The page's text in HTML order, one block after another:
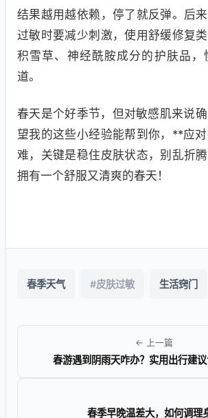
结果越用越依赖，停了就反弹。后
过敏时要减少刺激，使用舒缓修复
积雪草、神经酰胺成分的护肤品，
道。
春天是个好季节，但对敏感肌来说
望我的这些小经验能帮到你，**应
难，关键是稳住皮肤状态，别乱折
拥有一个舒服又清爽的春天！
春季天气 #皮肤过敏 生活窍门
← 上一篇
春游遇到阴雨天咋办？实用出行建
春季早晚温差大，如何调理